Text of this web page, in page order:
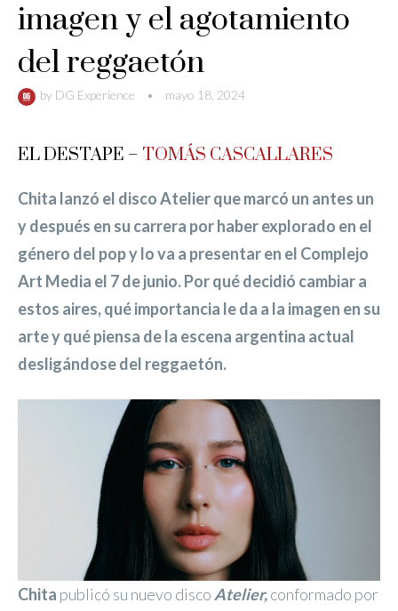
imagen y el agotamiento
del reggaetón
by DG Experience • mayo 18, 2024
EL DESTAPE – TOMÁS CASCALLARES
Chita lanzó el disco Atelier que marcó un antes un
y después en su carrera por haber explorado en el
género del pop y lo va a presentar en el Complejo
Art Media el 7 de junio. Por qué decidió cambiar a
estos aires, qué importancia le da a la imagen en su
arte y qué piensa de la escena argentina actual
desligándose del reggaetón.
Chita publicó su nuevo disco Atelier,conformado por